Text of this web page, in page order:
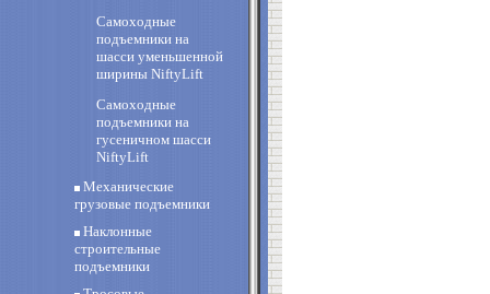
Самоходные
подъемники на
шасси уменьшенной
ширины NiftyLift
Самоходные
подъемники на
гусеничном шасси
NiftyLift
Механические
грузовые подъемники
Наклонные
строительные
подъемники